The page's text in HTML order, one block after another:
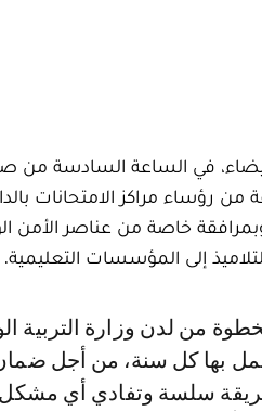
رؤساء مراكز الامتحانات
خاصة من عناصر الأمن
إلى المؤسسات التعليمية.
بها كل سنة، من أجل ضمان
سلسة وتفادي أي